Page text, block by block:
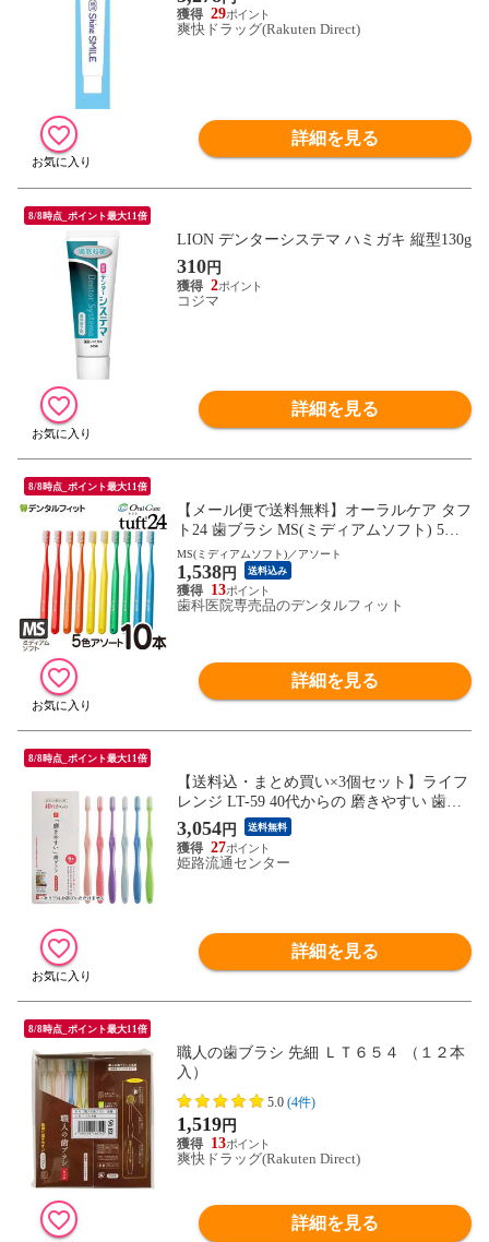
29
爽快ドラッグ(Rakuten Direct)
詳細を見る
8/8時点_ポイント最大11倍
LION デンターシステマ ハミガキ 縦型130g
310円
2
コジマ
詳細を見る
8/8時点_ポイント最大11倍
【メール便で送料無料】オーラルケア タフ
ト24 歯ブラシ MS(ミディアムソフト) 5色
アソート 10本セット set
MS(ミディアムソフト)／アソート
1,538円 送料込み
13
歯科医院専売品のデンタルフィット
詳細を見る
8/8時点_ポイント最大11倍
【送料込・まとめ買い×3個セット】ライフ
レンジ LT-59 40代からの 磨きやすい 歯ブ
ラシ 6本セット ※カラーはお選びいただけ
ません。
3,054円 送料無料
27
姫路流通センター
詳細を見る
8/8時点_ポイント最大11倍
職人の歯ブラシ 先細 ＬＴ６５４ （１２本
入）
5.0 (4件)
1,519円
13
爽快ドラッグ(Rakuten Direct)
詳細を見る